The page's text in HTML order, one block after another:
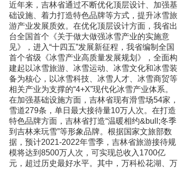
近年来，吉林省通过不断优化顶层设计、加强基
础设施、着力打造特色品牌等方式，提升冰雪旅
游产业发展质效。在优化顶层设计方面，我省出
台全国首个《关于做大做强冰雪产业的实施意
见》，进入“十四五”发展新征程，我省编制全国
首个省级《冰雪产业高质量发展规划》，全面构
建起以冰雪旅游、冰雪运动、冰雪文化和冰雪装
备为核心，以冰雪科技、冰雪人才、冰雪商贸等
相关产业为支撑的“4+X”现代化冰雪产业体系。
在加强基础设施方面，吉林省现有滑雪场54家，
雪道279条，单日最大接待量10万人次。在打造
特色品牌方面，吉林省打造“温暖相约&bull;冬季
到吉林来玩雪”等形象品牌。根据国家文旅部数
据，预计2021-2022年雪季，吉林省旅游接待规
模将达到8500万人次，可实现总收入1700亿
元，超过历史最好水平。其中，万科松花湖、万